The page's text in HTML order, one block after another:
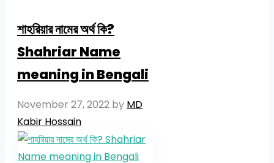
শাহরিয়ার নামের অর্থ কি?
Shahriar Name
meaning in Bengali
November 27, 2022 by MD
Kabir Hossain